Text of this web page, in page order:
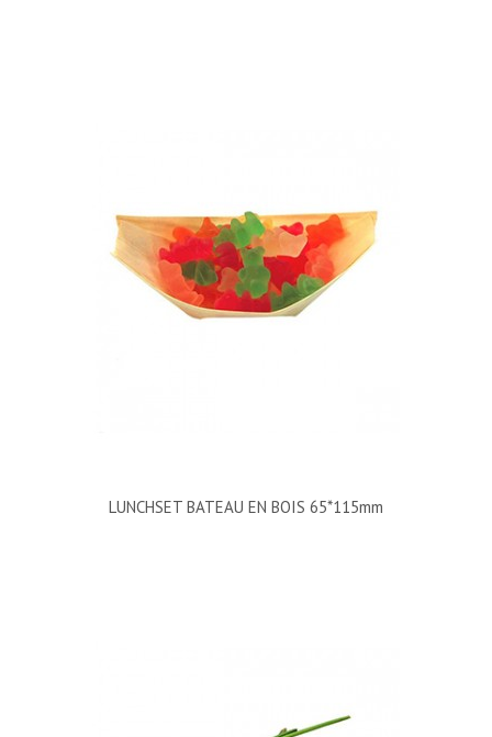
LUNCHSET BATEAU EN BOIS 65*115mm